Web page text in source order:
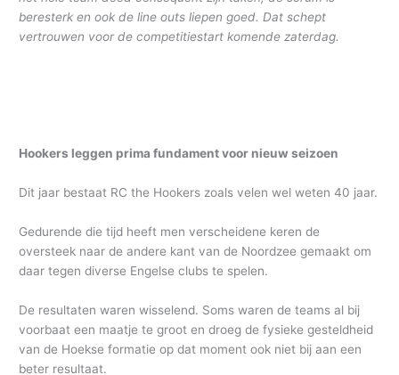
beresterk en ook de line outs liepen goed. Dat schept
vertrouwen voor de competitiestart komende zaterdag.
Hookers leggen prima fundament voor nieuw seizoen
Dit jaar bestaat RC the Hookers zoals velen wel weten 40 jaar.
Gedurende die tijd heeft men verscheidene keren de
oversteek naar de andere kant van de Noordzee gemaakt om
daar tegen diverse Engelse clubs te spelen.
De resultaten waren wisselend. Soms waren de teams al bij
voorbaat een maatje te groot en droeg de fysieke gesteldheid
van de Hoekse formatie op dat moment ook niet bij aan een
beter resultaat.